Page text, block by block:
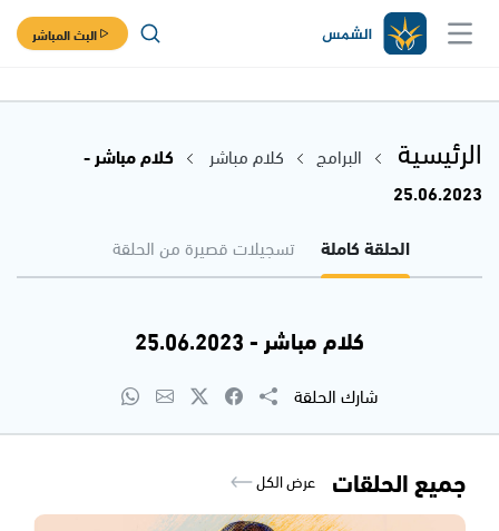
البث المباشر
الرئيسية البرامج كلام مباشر
كلام مباشر -
25.06.2023
الحلقة كاملة
تسجيلات قصيرة من الحلقة
كلام مباشر - 25.06.2023
شارك الحلقة
جميع الحلقات عرض الكل